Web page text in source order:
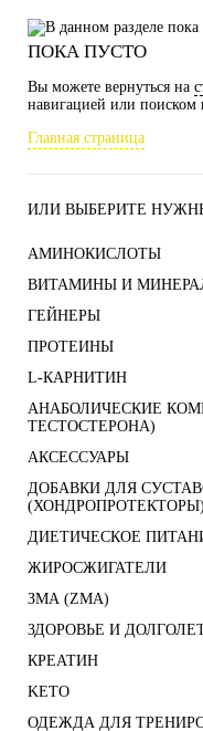
ПОКА ПУСТО
Вы можете вернуться на
навигацией или поиском
Главная страница
ИЛИ ВЫБЕРИТЕ
АМИНОКИСЛОТЫ
ВИТАМИНЫ И
ГЕЙНЕРЫ
ПРОТЕИНЫ
L-КАРНИТИН
АНАБОЛИЧЕСКИЕ
ТЕСТОСТЕРОНА)
АКСЕССУАРЫ
ДОБАВКИ ДЛЯ
(ХОНДРОПРОТЕКТОРЫ)
ДИЕТИЧЕСКОЕ
ЖИРОСЖИГАТЕЛИ
ЗМА (ZMA)
ЗДОРОВЬЕ И
КРЕАТИН
KETO
ОДЕЖДА ДЛЯ